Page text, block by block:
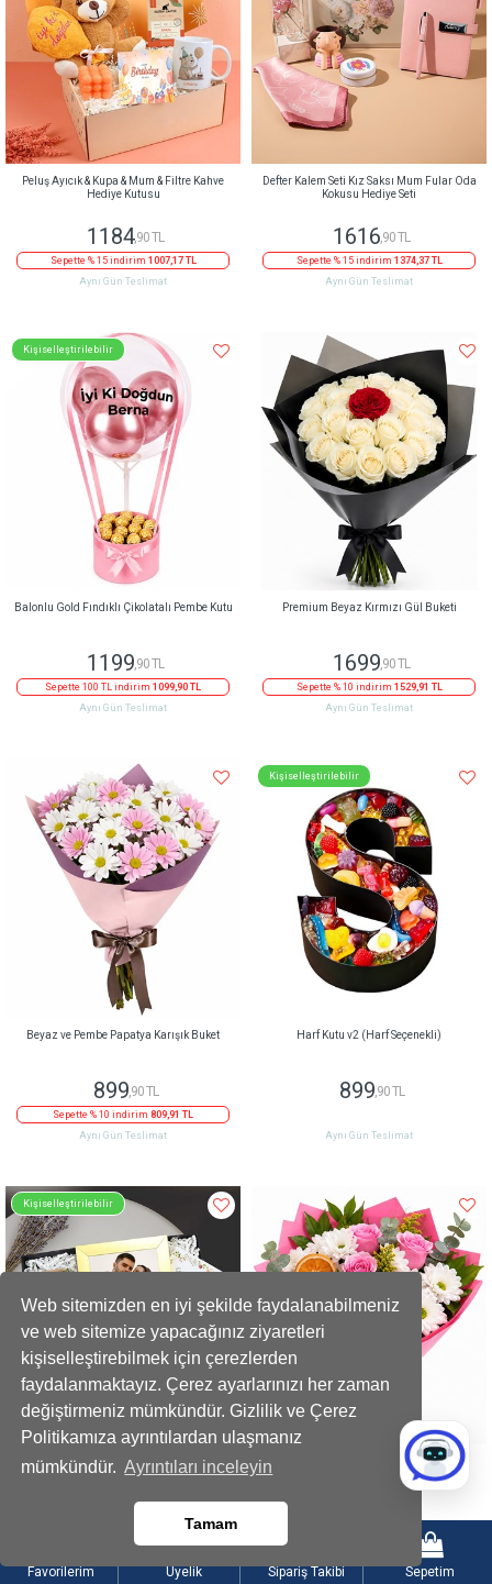
Web sitemizden en iyi şekilde faydalanabilmeniz
ve web sitemize yapacağınız ziyaretleri
kişiselleştirebilmek için çerezlerden
faydalanmaktayız. Çerez ayarlarınızı her zaman
değiştirmeniz mümkündür. Gizlilik ve Çerez
Politikamıza ayrıntılardan ulaşmanız
mümkündür. Ayrıntıları inceleyin
Tamam
Peluş Ayıcık & Kupa & Mum & Filtre Kahve
Hediye Kutusu
1184,90 TL
Sepette % 15 indirim 1007,17 TL
Aynı Gün Teslimat
Defter Kalem Seti Kız Saksı Mum Fular Oda
Kokusu Hediye Seti
1616 ,90 TL
Sepette % 15 indirim 1374,37 TL
Aynı Gün Teslimat
Kişiselleştirilebilir
Balonlu Gold Fındıklı Çikolatalı Pembe Kutu
1199,90 TL
Sepette 100 TL indirim 1099,90 TL
Aynı Gün Teslimat
Premium Beyaz Kırmızı Gül Buketi
1699,90 TL
Sepette % 10 indirim 1529,91 TL
Aynı Gün Teslimat
Beyaz ve Pembe Papatya Karışık Buket
899,90 TL
Sepette % 10 indirim 809,91 TL
Aynı Gün Teslimat
Kişiselleştirilebilir
Harf Kutu v2 (Harf Seçenekli)
899,90 TL
Aynı Gün Teslimat
Kişiselleştirilebilir
Mini Ayıcık Buketi Çerçeve Kupa Mum
Hediye Seti
Sepette % 15 indirim
Pembe Güllerle Beyaz Papatya Buketi
899,91 TL
Favorilerim Üyelik Sipariş Takibi Sepetim